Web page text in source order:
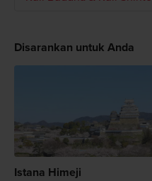
Disarankan untuk Anda
Istana Himeji